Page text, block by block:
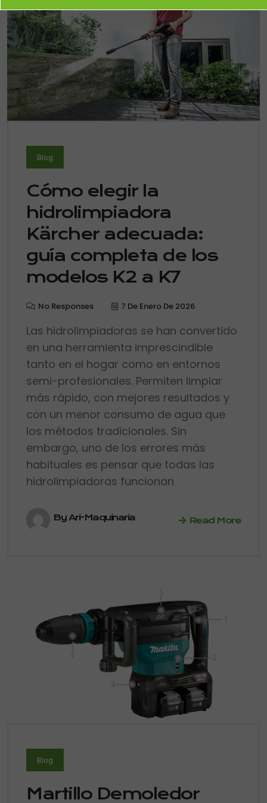
Blog
Cómo elegir la
hidrolimpiadora
Kärcher adecuada:
guía completa de los
modelos K2 a K7
No Responses 7 De Enero De 2026
Las hidrolimpiadoras se han convertido
en una herramienta imprescindible
tanto en el hogar como en entornos
semi-profesionales. Permiten limpiar
más rápido, con mejores resultados y
con un menor consumo de agua que
los métodos tradicionales. Sin
embargo, uno de los errores más
habituales es pensar que todas las
hidrolimpiadoras funcionan
By Ari-Maquinaria Read More
Blog
Martillo Demoledor